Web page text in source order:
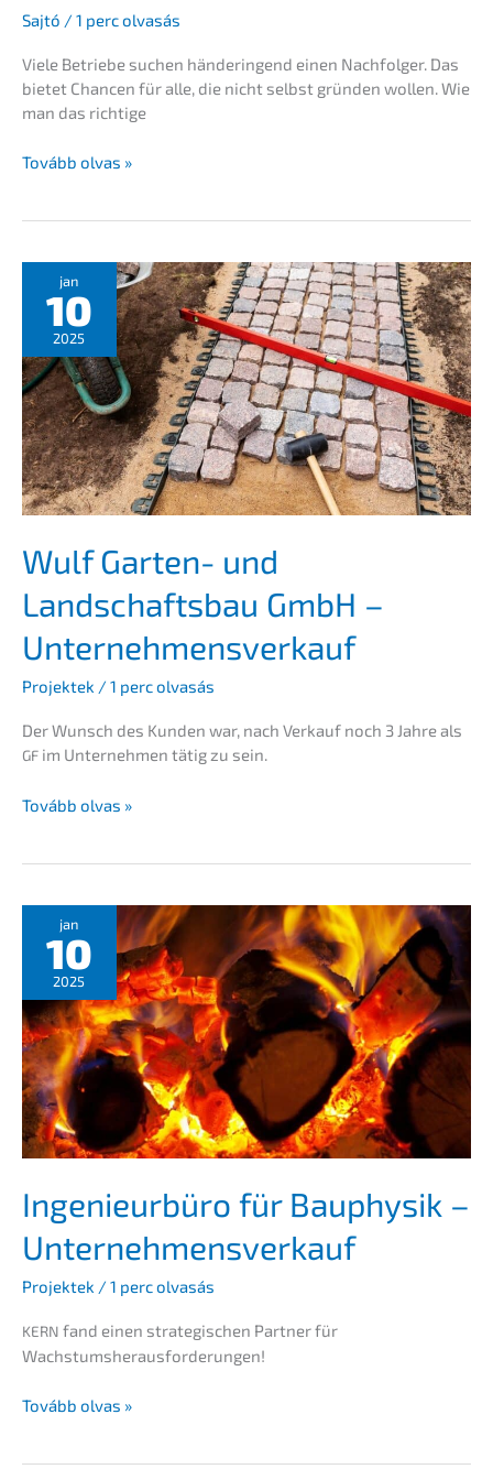
Sajtó / 1 perc olvasás
Viele Betrie­be suchen hände­rin­gend einen Nachfol­ger. Das
bietet Chancen für alle, die nicht selbst gründen wollen. Wie
man das richtige
Frank­
mei­
Zeitung
Hogyan
kezdjek
hozzá
egy
válla­
lat
átvételé­
Tovább olvas »
jan
10
2025
Wulf Garten- und
Landschafts­bau GmbH –
Unternehmensverkauf
Projek­tek / 1 perc olvasás
Der Wunsch des Kunden war, nach Verkauf noch 3 Jahre als
GF im Unter­neh­men tätig zu sein.
Wulf
bau
GmbH
Unter­
nehmens­
verkauf
Tovább olvas »
jan
10
2025
Ingenieur­bü­ro für Bauphy­sik –
Unternehmensverkauf
Projek­tek / 1 perc olvasás
KERN fand einen strate­gi­schen Partner für
Wachstumsherausforderungen!
Ingenieur­
Tovább olvas »